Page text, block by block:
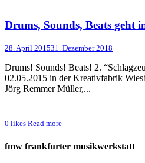
Drums, Sounds, Beats geht
28. April 201531. Dezember 2018
Drums! Sounds! Beats! 2.
02.05.2015 in der Kreativfabrik
Jörg Remmer Müller,...
0 likes Read more
fmw frankfurter musikwerkstatt